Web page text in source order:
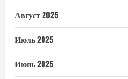
Август 2025
Июль 2025
Июнь 2025